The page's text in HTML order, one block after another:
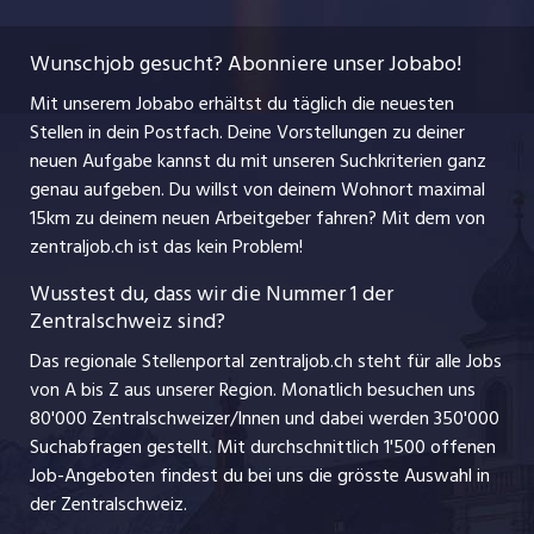
Freelance Jobs
Praktika
Lehrstellen
Ferienjobs
Führungspositionen
Jobline
Nutzungsbedingungen
Impressum
jobbasel.ch
jobbern.ch
jobmittelland.ch
schaffu.ch (VS)
ajourjob.ch
Wunschjob gesucht? Abonniere unser Jobabo!
Mit unserem Jobabo erhältst du täglich die neuesten
Stellen in dein Postfach. Deine Vorstellungen zu deiner
neuen Aufgabe kannst du mit unseren Suchkriterien ganz
genau aufgeben. Du willst von deinem Wohnort maximal
15km zu deinem neuen Arbeitgeber fahren? Mit demvon
zentraljob.ch ist das kein Problem!
Wusstest du, dass wir die Nummer 1 der
Zentralschweiz sind?
Das regionale Stellenportal zentraljob.ch steht für alle Jobs
von A bis Z aus unserer Region. Monatlich besuchen uns
80'000 Zentralschweizer/Innen und dabei werden 350'000
Suchabfragen gestellt. Mit durchschnittlich 1'500 offenen
Job-Angeboten findest du bei uns die grösste Auswahl in
der Zentralschweiz.